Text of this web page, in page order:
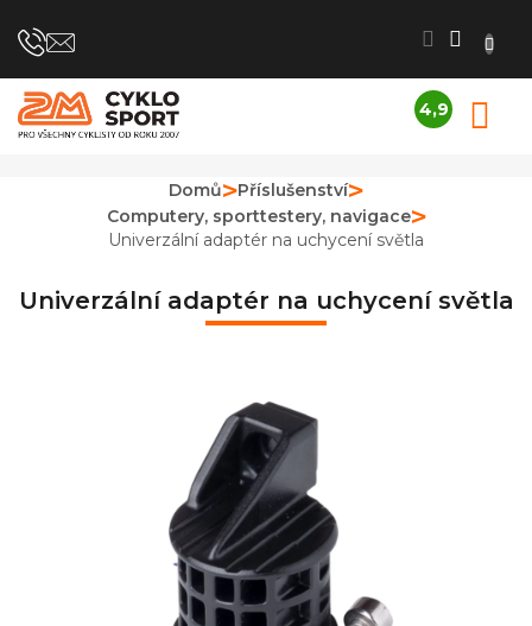
na
4,9
4,9
z
Domů
Příslušenství
Computery, sporttestery, navigace
Univerzální adaptér na uchycení světla
Univerzální adaptér na uchycení světla